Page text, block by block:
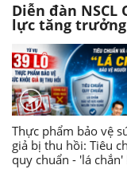
Diễn đàn NSCL
lực tăng
Thực phẩm bảo vệ
giả bị thu hồi: Tiêu
quy chuẩn - 'lá chắn'